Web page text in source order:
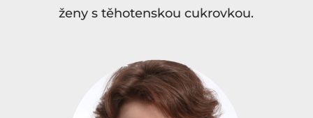
ženy s těhotenskou cukrovkou.